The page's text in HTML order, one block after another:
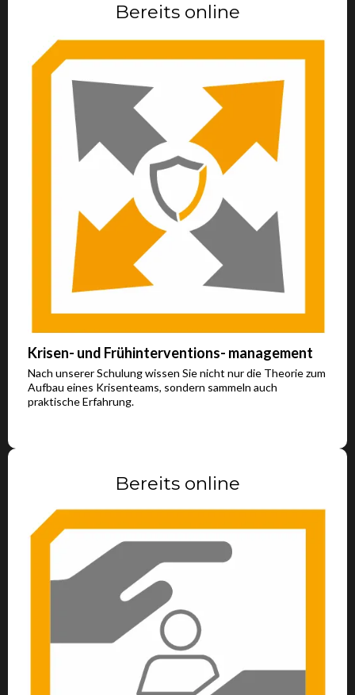
Bereits online
Krisen- und Frühinterventions- management
Nach unserer Schulung wissen Sie nicht nur die Theorie zum
Aufbau eines Krisenteams, sondern sammeln auch
praktische Erfahrung.
Bereits online